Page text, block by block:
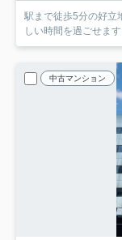
駅まで徒歩5分の好立
しい時間を過ごせま
中古マンション